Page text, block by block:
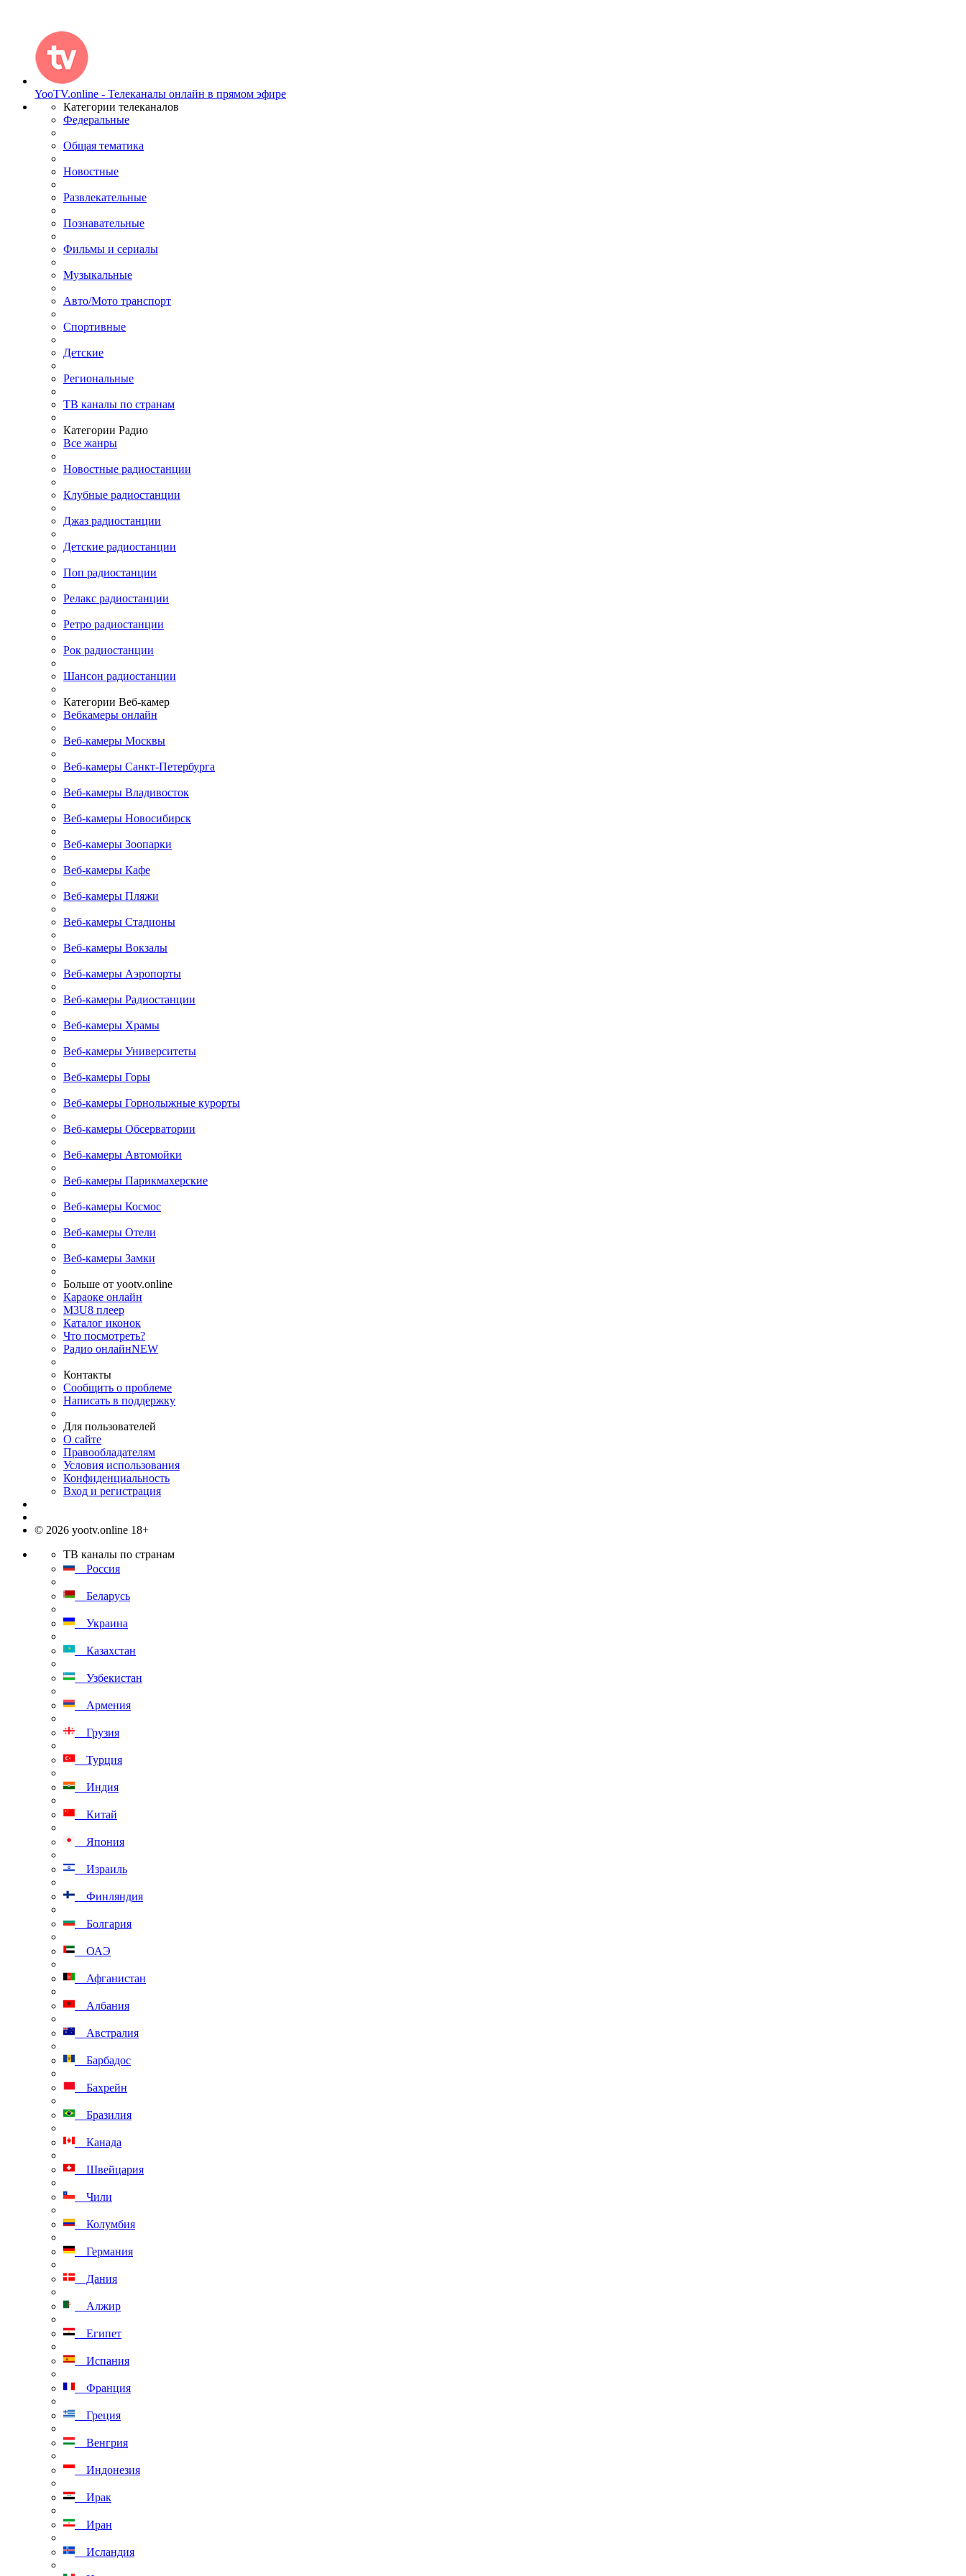
YooTV.online - Телеканалы онлайн в прямом эфире
Категории телеканалов
Федеральные
Общая тематика
Новостные
Развлекательные
Познавательные
Фильмы и сериалы
Музыкальные
Авто/Мото транспорт
Спортивные
Детские
Региональные
ТВ каналы по странам
Категории Радио
Все жанры
Новостные радиостанции
Клубные радиостанции
Джаз радиостанции
Детские радиостанции
Поп радиостанции
Релакс радиостанции
Ретро радиостанции
Рок радиостанции
Шансон радиостанции
Категории Веб-камер
Вебкамеры онлайн
Веб-камеры Москвы
Веб-камеры Санкт-Петербурга
Веб-камеры Владивосток
Веб-камеры Новосибирск
Веб-камеры Зоопарки
Веб-камеры Кафе
Веб-камеры Пляжи
Веб-камеры Стадионы
Веб-камеры Вокзалы
Веб-камеры Аэропорты
Веб-камеры Радиостанции
Веб-камеры Храмы
Веб-камеры Университеты
Веб-камеры Горы
Веб-камеры Горнолыжные курорты
Веб-камеры Обсерватории
Веб-камеры Автомойки
Веб-камеры Парикмахерские
Веб-камеры Космос
Веб-камеры Отели
Веб-камеры Замки
Больше от yootv.online
Караоке онлайн
M3U8 плеер
Каталог иконок
Что посмотреть?
Радио онлайнNEW
Контакты
Сообщить о проблеме
Написать в поддержку
Для пользователей
О сайте
Правообладателям
Условия использования
Конфиденциальность
Вход и регистрация
© 2026 yootv.online 18+
ТВ каналы по странам
Россия
Беларусь
Украина
Казахстан
Узбекистан
Армения
Грузия
Турция
Индия
Китай
Япония
Израиль
Финляндия
Болгария
ОАЭ
Афганистан
Албания
Австралия
Барбадос
Бахрейн
Бразилия
Канада
Швейцария
Чили
Колумбия
Германия
Дания
Алжир
Египет
Испания
Франция
Греция
Венгрия
Индонезия
Ирак
Иран
Исландия